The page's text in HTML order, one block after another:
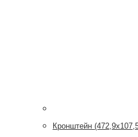
Кронштейн